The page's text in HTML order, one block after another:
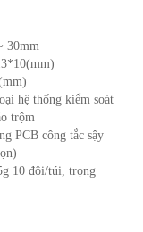
30mm
hệ thống kiểm soát
trộm
PCB công tắc sậy
10 đôi/túi, trọng